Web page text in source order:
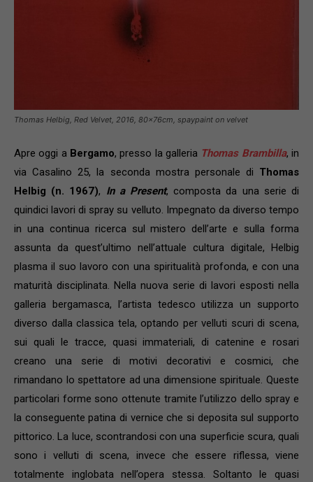
Thomas Helbig, Red Velvet, 2016, 80x76cm, spaypaint on velvet
Apre oggi a Bergamo, presso la galleria Thomas Brambilla, in
via Casalino 25, la seconda mostra personale di Thomas
Helbig (n. 1967), In a Present, composta da una serie di
quindici lavori di spray su velluto. Impegnato da diverso tempo
in una continua ricerca sul mistero dell’arte e sulla forma
assunta da quest’ultimo nell’attuale cultura digitale, Helbig
plasma il suo lavoro con una spiritualità profonda, e con una
maturità disciplinata. Nella nuova serie di lavori esposti nella
galleria bergamasca, l’artista tedesco utilizza un supporto
diverso dalla classica tela, optando per velluti scuri di scena,
sui quali le tracce, quasi immateriali, di catenine e rosari
creano una serie di motivi decorativi e cosmici, che
rimandano lo spettatore ad una dimensione spirituale. Queste
particolari forme sono ottenute tramite l’utilizzo dello spray e
la conseguente patina di vernice che si deposita sul supporto
pittorico. La luce, scontrandosi con una superficie scura, quali
sono i velluti di scena, invece che essere riflessa, viene
totalmente inglobata nell’opera stessa. Soltanto le quasi